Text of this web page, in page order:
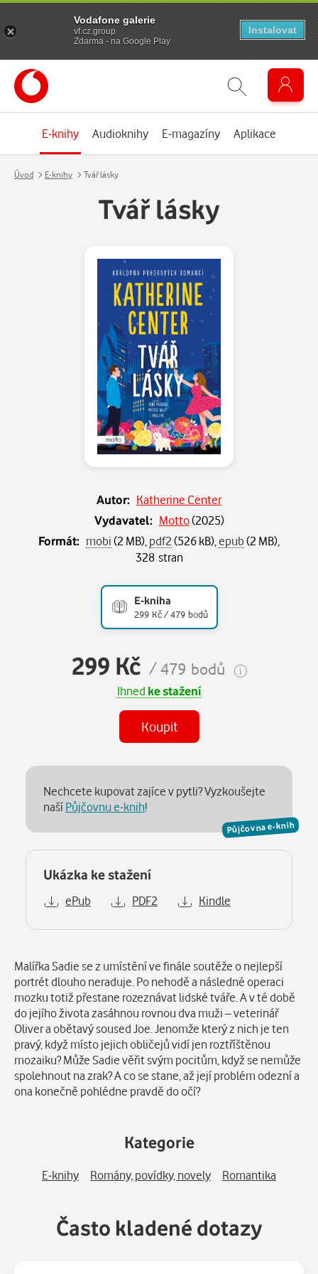
E-knihy Audioknihy E-magazíny Aplikace
Úvod E-knihy Tvář lásky
Tvář lásky
Autor: Katherine Center
Vydavatel: Motto(2025)
Formát: mobi(2 MB), pdf2(526 kB), epub(2 MB),
328 stran
E-kniha
299 Kč / 479 bodů
299 Kč / 479 bodů
Ihned ke stažení
Koupit
Půjčovna e-knih
Nechcete kupovat zajíce v pytli? Vyzkoušejte
našíPůjčovnu e-knih!
Ukázka ke stažení
ePub PDF2 Kindle
Popis
Malířka Sadie se z umístění ve finále soutěže o nejlepší
portrét dlouho neraduje. Po nehodě a následné operaci
mozku totiž přestane rozeznávat lidské tváře. A v té době
do jejího života zasáhnou rovnou dva muži – veterinář
Oliver a obětavý soused Joe. Jenomže který z nich je ten
pravý, když místo jejich obličejů vidí jen roztříštěnou
mozaiku? Může Sadie věřit svým pocitům, když se nemůže
spolehnout na zrak? A co se stane, až její problém odezní a
ona konečně pohlédne pravdě do očí?
Kategorie
E-knihy Romány, povídky, novely Romantika
Často kladené dotazy
Vodafone galerie
vf.cz.group
Zdarma - na Google Play
Instalovat